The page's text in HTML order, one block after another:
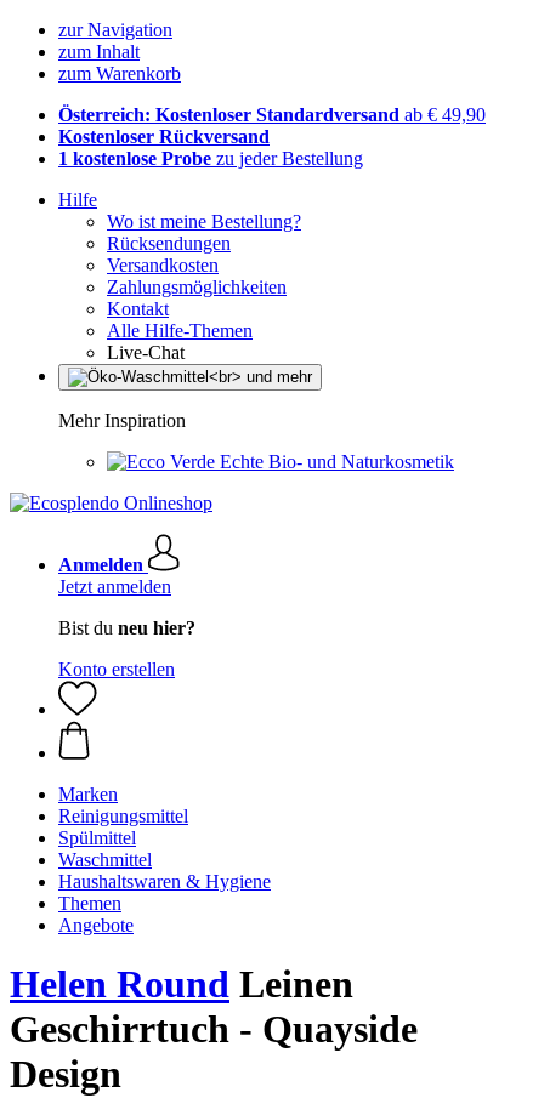
zur Navigation
zum Inhalt
zum Warenkorb
Österreich: Kostenloser Standardversand ab € 49,90
Kostenloser Rückversand
1 kostenlose Probe zu jeder Bestellung
Hilfe
Wo ist meine Bestellung?
Rücksendungen
Versandkosten
Zahlungsmöglichkeiten
Kontakt
Alle Hilfe-Themen
Live-Chat
Mehr Inspiration
Echte Bio- und Naturkosmetik
Anmelden
Jetzt anmelden
Bist du neu hier?
Konto erstellen
Marken
Reinigungsmittel
Spülmittel
Waschmittel
Haushaltswaren & Hygiene
Themen
Angebote
Helen Round Leinen
Geschirrtuch - Quayside
Design